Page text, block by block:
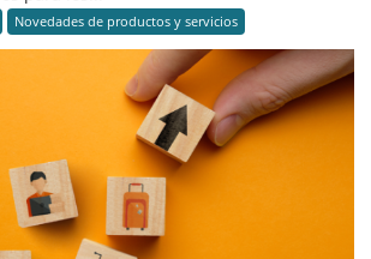
Novedades de productos y servicios